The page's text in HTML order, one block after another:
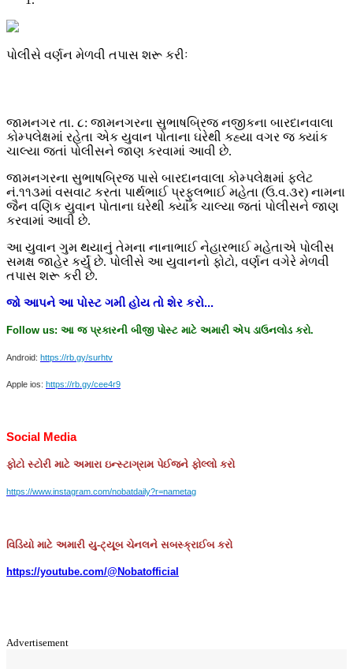
પોલીસે વર્ણન મેળવી તપાસ શરૂ કરીઃ
જામનગર તા. ૮: જામનગરના સુભાષબ્રિજ નજીકના બારદાનવાલા
કોમ્પલેક્ષમાં રહેતા એક યુવાન પોતાના ઘરેથી કહ્યા વગર જ ક્યાંક
ચાલ્યા જતાં પોલીસને જાણ કરવામાં આવી છે.
જામનગરના સુભાષબ્રિજ પાસે બારદાનવાલા કોમ્પલેક્ષમાં ફ્લેટ
નં.૧૧૩માં વસવાટ કરતા પાર્થભાઈ પ્રફુલભાઈ મહેતા (ઉ.વ.૩ર) નામના
જૈન વણિક યુવાન પોતાના ઘરેથી ક્યાંક ચાલ્યા જતાં પોલીસને જાણ
કરવામાં આવી છે.
આ યુવાન ગુમ થયાનું તેમના નાનાભાઈ નેહારભાઈ મહેતાએ પોલીસ
સમક્ષ જાહેર કર્યું છે. પોલીસે આ યુવાનનો ફોટો, વર્ણન વગેરે મેળવી
તપાસ શરૂ કરી છે.
જો આપને આ પોસ્ટ ગમી હોય તો શેર કરો...
Follow us: આ જ પ્રકારની બીજી પોસ્ટ માટે અમારી એપ ડાઉનલોડ કરો.
Android: https://rb.gy/surhtv
Apple ios: https://rb.gy/cee4r9
Social Media
ફોટો સ્ટોરી માટે અમારા ઇન્સ્ટાગ્રામ પેઈજને ફોલ્લો કરો
https://www.instagram.com/nobatdaily?r=nametag
વિડિયો માટે અમારી યુ-ટ્યૂબ ચેનલને સબસ્ક્રાઈબ કરો
https://youtube.com/@Nobatofficial
Advertisement